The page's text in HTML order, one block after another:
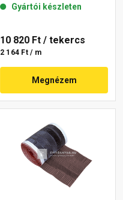
Gyártói készleten
10 820 Ft / tekercs
2 164 Ft / m
Megnézem